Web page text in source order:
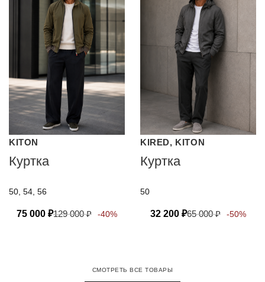
KITON
Куртка
50, 54, 56
75 000 ₽129 000₽ -40%
KIRED, KITON
Куртка
50
32 200 ₽65 000₽ -50%
СМОТРЕТЬ ВСЕ ТОВАРЫ